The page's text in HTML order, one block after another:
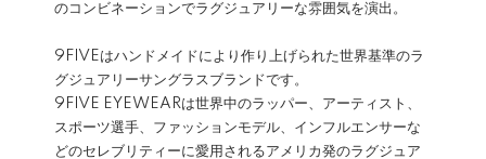
のコンビネーションでラグジュアリーな雰囲気を演出。
9FIVEはハンドメイドにより作り上げられた世界基準のラ
グジュアリーサングラスブランドです。
9FIVE EYEWEARは世界中のラッパー、アーティスト、
スポーツ選手、ファッションモデル、インフルエンサーな
どのセレブリティーに愛用されるアメリカ発のラグジュア